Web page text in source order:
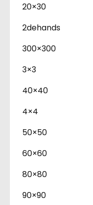
20×30
2dehands
300×300
3×3
40×40
4×4
50×50
60×60
80×80
90×90